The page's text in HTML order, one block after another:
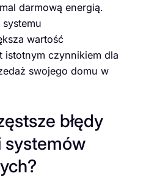
darmową energią.
wartość
istotnym czynnikiem dla
swojego domu w
błędy
systemów